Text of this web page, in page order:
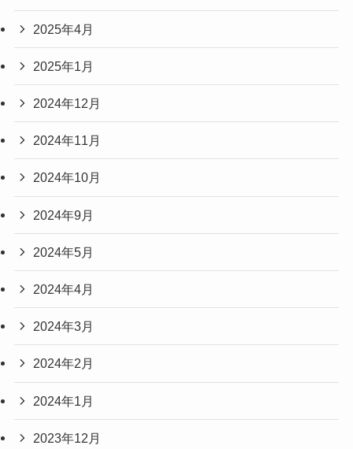
2025年4月
2025年1月
2024年12月
2024年11月
2024年10月
2024年9月
2024年5月
2024年4月
2024年3月
2024年2月
2024年1月
2023年12月